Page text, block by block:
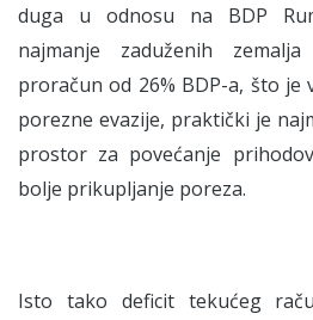
duga u odnosu na BDP
najmanje zaduženih
proračun od 26% BDP-a, što
porezne evazije, praktički je
prostor za povećanje
bolje prikupljanje poreza.
Isto tako deficit tekućeg